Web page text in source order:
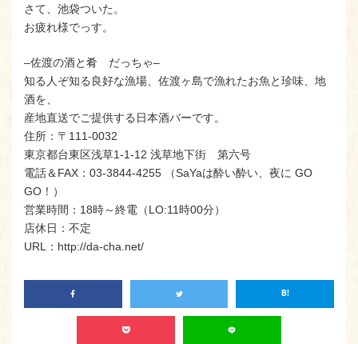
さて、池袋ついた。
お疲れ様でっす。
–佐渡の酒と肴 だっちゃ–
知る人ぞ知る良好な漁場、佐渡ヶ島で漁れたお魚と珍味、地
酒を、
産地直送でご提供する日本酒バーです。
住所：〒111-0032
東京都台東区浅草1-1-12 浅草地下街 第六号
電話＆FAX：03-3844-4255 （SaYaは酔い酔い、夜に GO
GO！）
営業時間：18時～終電（LO:11時00分）
店休日：不定
URL：http://da-cha.net/